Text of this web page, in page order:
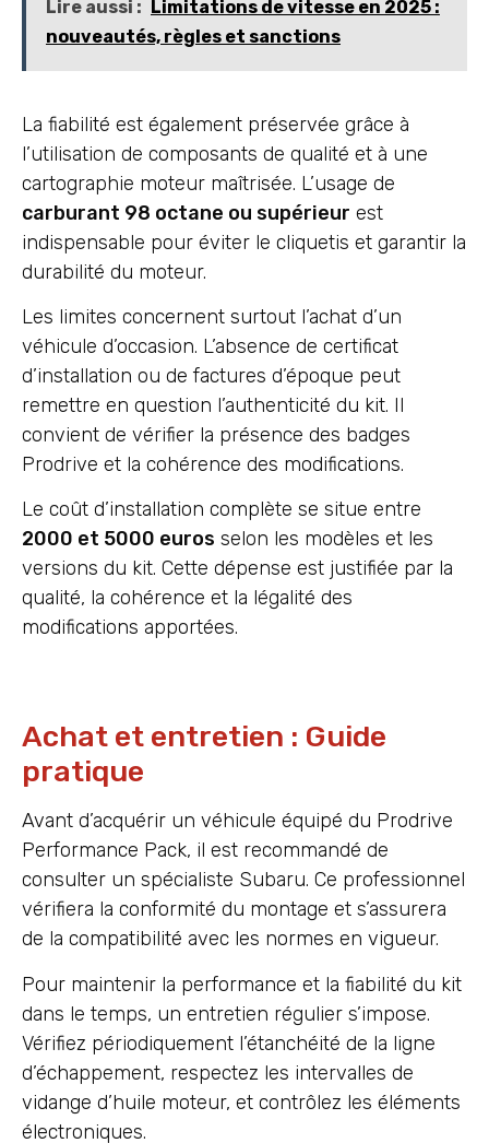
Lire aussi :
Limitations de vitesse en 2025 :
nouveautés, règles et sanctions
La fiabilité est également préservée grâce à
l’utilisation de composants de qualité et à une
cartographie moteur maîtrisée. L’usage de
carburant 98 octane ou supérieur est
indispensable pour éviter le cliquetis et garantir la
durabilité du moteur.
Les limites concernent surtout l’achat d’un
véhicule d’occasion. L’absence de certificat
d’installation ou de factures d’époque peut
remettre en question l’authenticité du kit. Il
convient de vérifier la présence des badges
Prodrive et la cohérence des modifications.
Le coût d’installation complète se situe entre
2000 et 5000 euros selon les modèles et les
versions du kit. Cette dépense est justifiée par la
qualité, la cohérence et la légalité des
modifications apportées.
Achat et entretien : Guide
pratique
Avant d’acquérir un véhicule équipé du Prodrive
Performance Pack, il est recommandé de
consulter un spécialiste Subaru. Ce professionnel
vérifiera la conformité du montage et s’assurera
de la compatibilité avec les normes en vigueur.
Pour maintenir la performance et la fiabilité du kit
dans le temps, un entretien régulier s’impose.
Vérifiez périodiquement l’étanchéité de la ligne
d’échappement, respectez les intervalles de
vidange d’huile moteur, et contrôlez les éléments
électroniques.